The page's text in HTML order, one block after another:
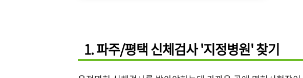
1. 파주/평택 신체검사 '지정병원' 찾기